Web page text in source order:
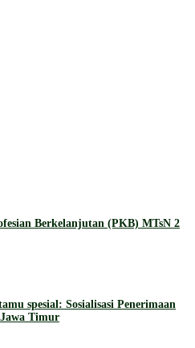
Berkelanjutan (PKB) MTsN 2
spesial: Sosialisasi Penerimaan
Timur